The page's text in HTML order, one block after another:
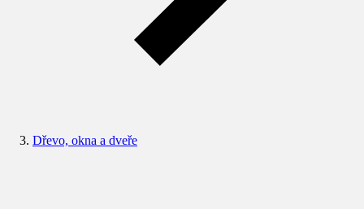
Dřevo, okna a dveře